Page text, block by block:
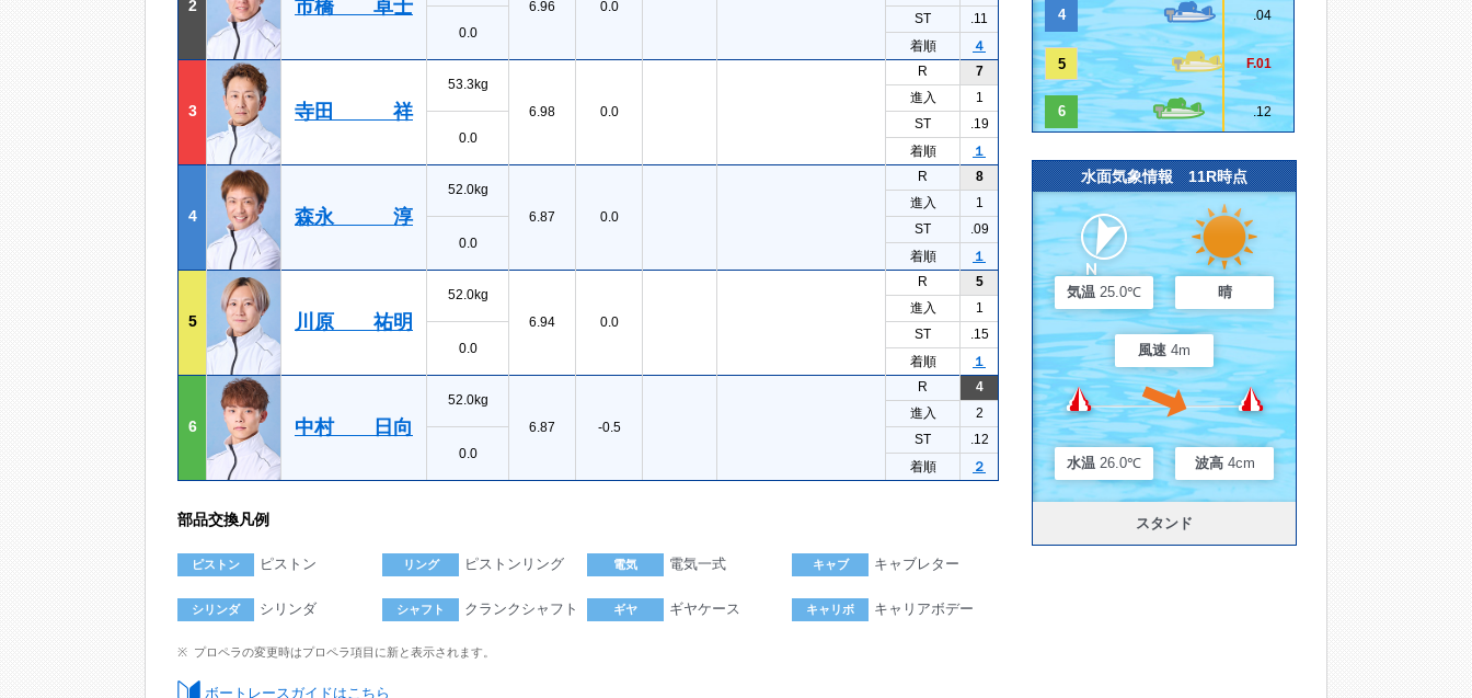
2 市橋 卓士
6.96
0.0
0.0
ST
.11
着順
４
3 寺田 祥
53.3kg
6.98
0.0
R
7
進入
1
0.0
ST
.19
着順
１
4 森永 淳
52.0kg
6.87
0.0
R
8
進入
1
0.0
ST
.09
着順
１
5 川原 祐明
52.0kg
6.94
0.0
R
5
進入
1
0.0
ST
.15
着順
１
6 中村 日向
52.0kg
6.87
-0.5
R
4
進入
2
0.0
ST
.12
着順
２
部品交換凡例
ピストン ピストン リング ピストンリング 電気 電気一式 キャブ キャブレター
シリンダ シリンダ シャフト クランクシャフト ギヤ ギヤケース キャリボ キャリアボデー
プロペラの変更時はプロペラ項目に新と表示されます。
ボートレースガイドはこちら
4 .04
5 F.01
6 .12
水面気象情報 11R時点
気温 25.0℃ 晴
風速 4m
水温 26.0℃ 波高 4cm
スタンド